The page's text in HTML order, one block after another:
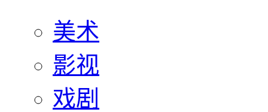
美术
影视
戏剧